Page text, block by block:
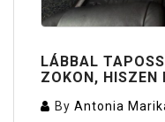
LÁBBAL
ZOKON, HISZEN
By Antonia